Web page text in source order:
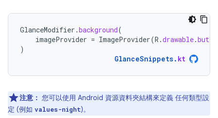
GlanceModifier .background(
imageProvider = ImageProvider(R .drawable.
)
GlanceSnippets. kt
注意： 您可以使用 Android 資源資料夾結構來定義 任何類型設
定 (例如 values-night)。